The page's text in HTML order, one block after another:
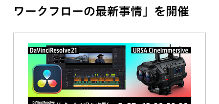
ワークフローの最新事情」を開催